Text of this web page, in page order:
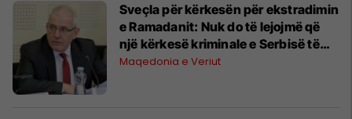
Sveçla për kërkesën për ekstradimin
e Ramadanit: Nuk do të lejojmë që
një kërkesë kriminale e Serbisë të
pengojë lëvizjen e lirë të qytetarëve
Maqedonia e Veriut